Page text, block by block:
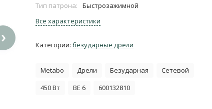
›
Тип патрона:
Быстрозажимной
Все характеристики
Категории:безударные дрели
Metabo Дрели Безударная
Сетевой
450 Вт
BE 6 600132810